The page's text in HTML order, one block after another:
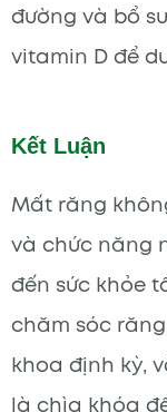
đường và bổ
vitamin D để
Kết Luận
Mất răng
và chức năng
đến sức khỏe
chăm sóc
khoa định kỳ,
là chìa khóa